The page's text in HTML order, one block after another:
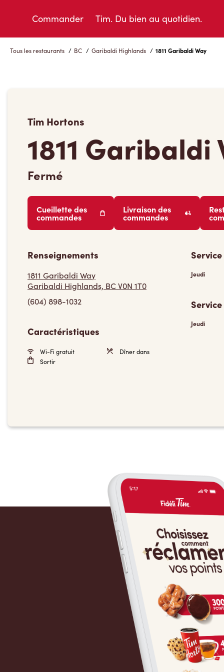
Commander Tim. Du bien au quotidien.
Tous les restaurants / BC / Garibaldi Highlands / 1811 Garibaldi Way
Tim Hortons
1811 Garibaldi
Fermé
Cueillette des
commandes
Livraison des
commandes
Renseignements
1811 Garibaldi Way
Garibaldi Highlands, BC V0N 1T0
(604) 898-1032
Caractéristiques
Wi-Fi gratuit
Dîner dans
Sortir
Jeudi
Jeudi